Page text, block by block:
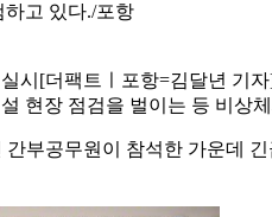
고 있다./포항
시 [더팩트ㅣ포항=김달년 기
현장 점검을 벌이는 등 비상
부공무원이 참석한 가운데